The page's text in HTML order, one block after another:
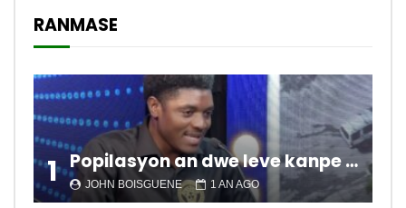
RANMASE
1 Popilasyon an dwe leve kanpe pou chanje sitiyasyon kawotik l’ap viv nan peyi a.
JOHN BOISGUENE 1 AN AGO